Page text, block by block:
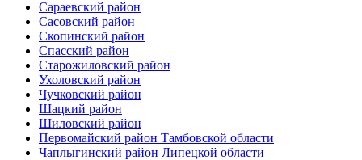
Сараевский район
Сасовский район
Скопинский район
Спасский район
Старожиловский район
Ухоловский район
Чучковский район
Шацкий район
Шиловский район
Первомайский район Тамбовской области
Чаплыгинский район Липецкой области